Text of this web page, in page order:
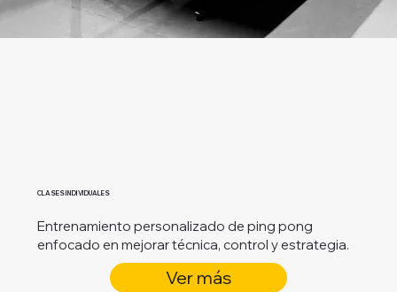
CLASES INDIVIDUALES
Entrenamiento personalizado de ping pong
enfocado en mejorar técnica, control y estrategia.
Ver más